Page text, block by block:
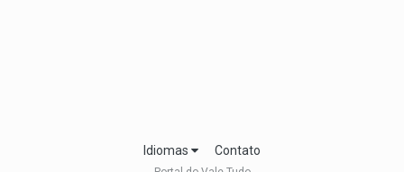
Idiomas Contato